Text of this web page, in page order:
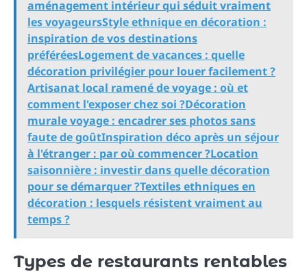
aménagement intérieur qui séduit vraiment
les voyageursStyle ethnique en décoration :
inspiration de vos destinations
préféréesLogement de vacances : quelle
décoration privilégier pour louer facilement ?
Artisanat local ramené de voyage : où et
comment l'exposer chez soi ?Décoration
murale voyage : encadrer ses photos sans
faute de goûtInspiration déco après un séjour
à l'étranger : par où commencer ?Location
saisonnière : investir dans quelle décoration
pour se démarquer ?Textiles ethniques en
décoration : lesquels résistent vraiment au
temps ?
Types de restaurants rentables